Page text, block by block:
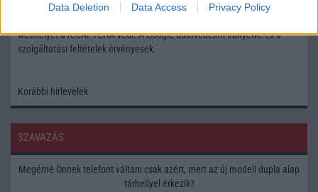
Data Deletion Data Access Privacy Policy
webhelyet a reCAPTCHA védi. A Googleadatvédelmi irányelveés a
szolgáltatási feltételek érvényesek.
Korábbi hírlevelek
SZAVAZÁS
Megérné Önnek telefont váltani csak azért, mert az új modell dupla alap
tárhellyel érkezik?